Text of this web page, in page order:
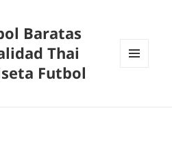
Baratas
Thai
Futbol